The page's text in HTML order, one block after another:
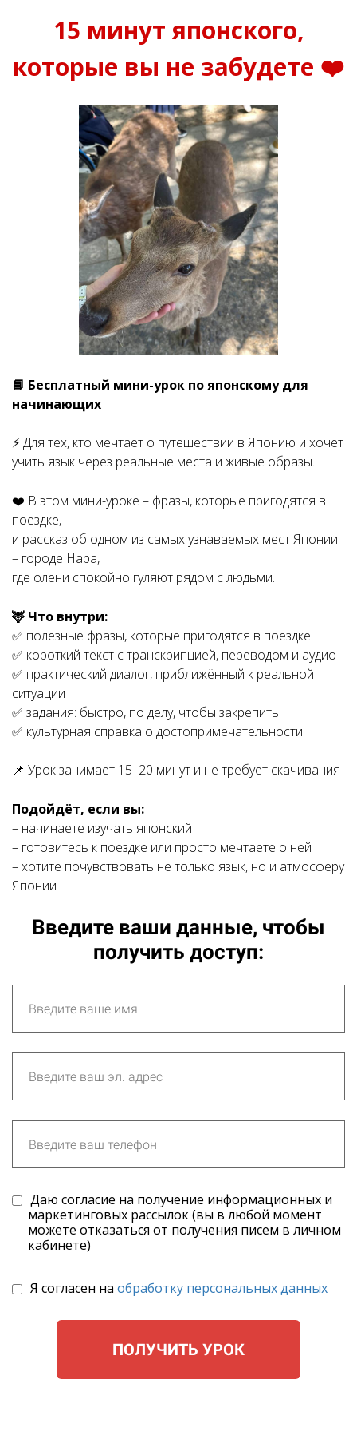
15 минут японского,
которые вы не забудете ❤️
📘 Бесплатный мини-урок по японскому для
начинающих
⚡️ Для тех, кто мечтает о путешествии в Японию и хочет
учить язык через реальные места и живые образы.
❤️ В этом мини-уроке – фразы, которые пригодятся в
поездке,
и рассказ об одном из самых узнаваемых мест Японии
– городе Нара,
где олени спокойно гуляют рядом с людьми.
🦌 Что внутри:
✅ полезные фразы, которые пригодятся в поездке
✅ короткий текст с транскрипцией, переводом и аудио
✅ практический диалог, приближённый к реальной
ситуации
✅ задания: быстро, по делу, чтобы закрепить
✅ культурная справка о достопримечательности
📌 Урок занимает 15–20 минут и не требует скачивания
Подойдёт, если вы:
– начинаете изучать японский
– готовитесь к поездке или просто мечтаете о ней
– хотите почувствовать не только язык, но и атмосферу
Японии
Введите ваши данные, чтобы
получить доступ:
Даю согласие на получение информационных и
маркетинговых рассылок (вы в любой момент
можете отказаться от получения писем в личном
кабинете)
Я согласен на обработку персональных данных
ПОЛУЧИТЬ УРОК